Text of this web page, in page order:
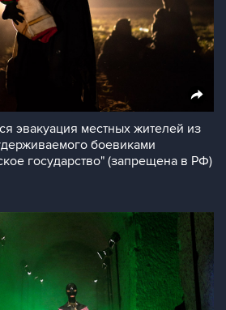
эвакуация местных жителей из
боевиками
государство" (запрещена в РФ)